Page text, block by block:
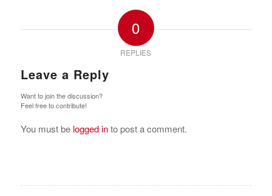
0
REPLIES
Leave a Reply
Want to join the discussion?
Feel free to contribute!
You must be logged into post a comment.